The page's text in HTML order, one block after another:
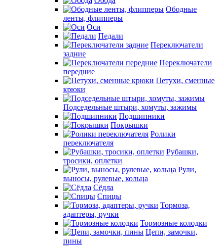
Ободные
ленты, флипперы
Оси
Педали
Переключатели
задние
Переключатели
передние
Петухи, сменные
крюки
Подседельные штыри, хомуты, зажимы
Подшипники
Покрышки
Ролики
переключателя
Рубашки,
тросики, оплетки
Рули,
выносы, рулевые, кольца
Сёдла
Спицы
Тормоза,
адаптеры, ручки
Тормозные колодки
Цепи, замочки,
пины